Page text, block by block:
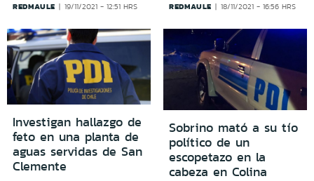
REDMAULE 19/11/2021 - 12:51 HRS REDMAULE 18/11/2021 - 16:56 HRS
Investigan hallazgo de
feto en una planta de
aguas servidas de San
Clemente
Sobrino mató a su tío
político de un
escopetazo en la
cabeza en Colina